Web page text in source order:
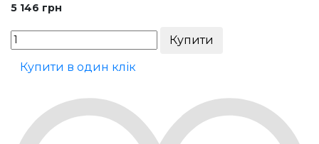
5 146 грн
Купити в один клік